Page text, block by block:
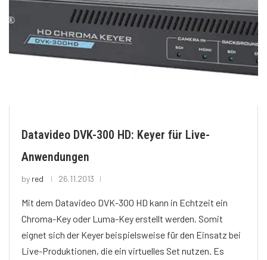
Datavideo DVK-300 HD: Keyer für Live-
Anwendungen
by red 26.11.2013
Mit dem Datavideo DVK-300 HD kann in Echtzeit ein
Chroma-Key oder Luma-Key erstellt werden. Somit
eignet sich der Keyer beispielsweise für den Einsatz bei
Live-Produktionen, die ein virtuelles Set nutzen. Es